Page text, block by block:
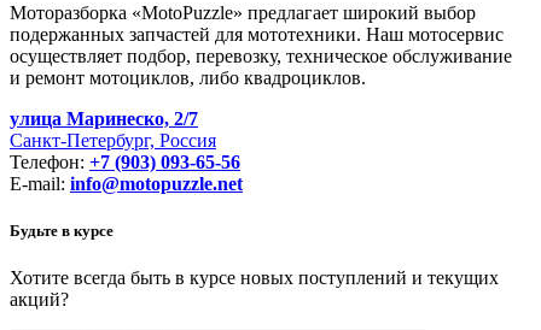
Моторазборка «MotoPuzzle» предлагает широкий выбор
подержанных запчастей для мототехники. Наш мотосервис
осуществляет подбор, перевозку, техническое обслуживание
и ремонт мотоциклов, либо квадроциклов.
улица Маринеско, 2/7
Санкт-Петербург, Россия
Телефон: +7 (903) 093-65-56
E-mail: info@motopuzzle.net
Будьте в курсе
Хотите всегда быть в курсе новых поступлений и текущих
акций?